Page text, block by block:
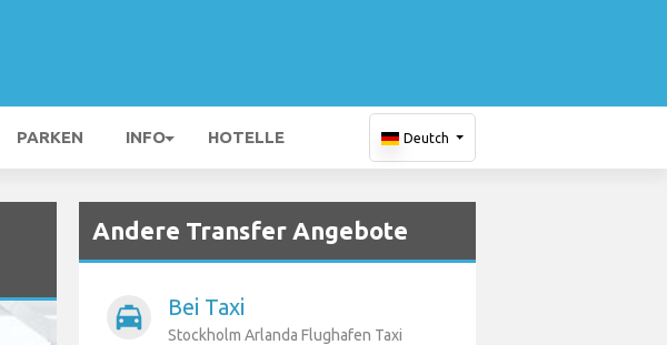
PARKEN INFO HOTELLE Deutch
Andere Transfer Angebote
local_taxi Bei Taxi
Stockholm Arlanda Flughafen Taxi